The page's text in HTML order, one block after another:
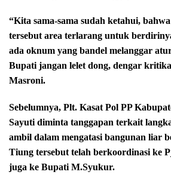
“Kita sama-sama sudah ketahui,
tersebut area terlarang untuk
ada oknum yang bandel melanggar
Bupati jangan lelet dong, dengar
Masroni.
Sebelumnya, Plt. Kasat Pol PP
Sayuti diminta tanggapan terkait
ambil dalam mengatasi bangunan liar
Tiung tersebut telah berkoordinasi ke
juga ke Bupati M.Syukur.